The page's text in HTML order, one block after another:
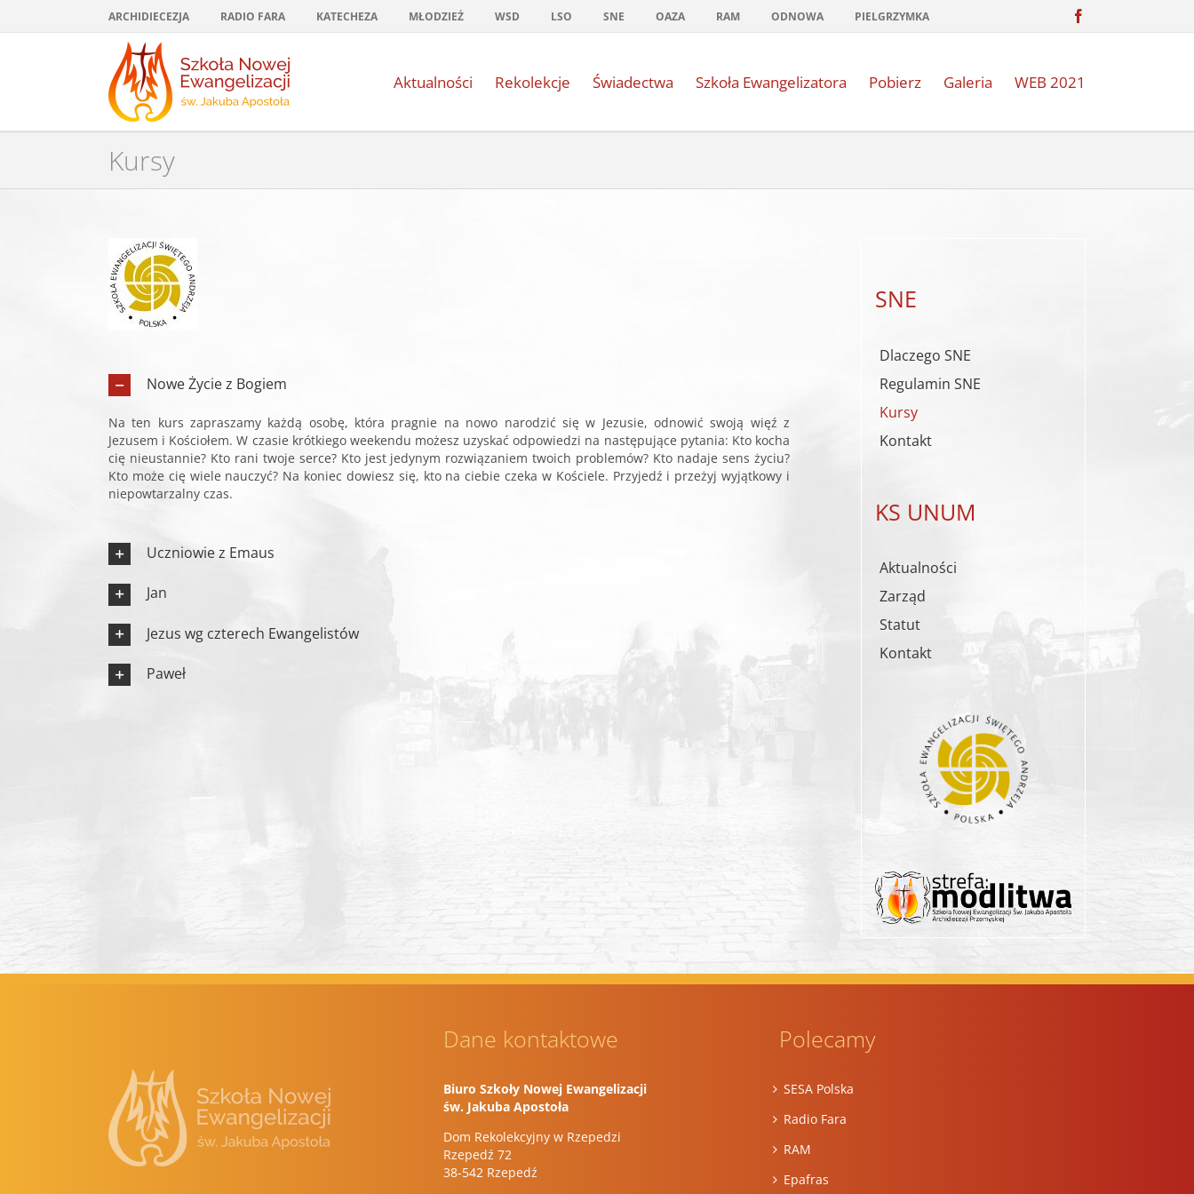
ARCHIDIECEZJA RADIO FARA KATECHEZA MŁODZIEŻ WSD LSO SNE OAZA RAM ODNOWA PIELGRZYMKA
Aktualności Rekolekcje Świadectwa Szkoła Ewangelizatora Pobierz Galeria WEB 2021
Kursy
Nowe Życie z Bogiem
Na ten kurs zapraszamy każdą osobę, która pragnie na nowo narodzić się w Jezusie, odnowić swoją więź z
Jezusem i Kościołem. W czasie krótkiego weekendu możesz uzyskać odpowiedzi na następujące pytania: Kto kocha
cię nieustannie? Kto rani twoje serce? Kto jest jedynym rozwiązaniem twoich problemów? Kto nadaje sens życiu?
Kto może cię wiele nauczyć? Na koniec dowiesz się, kto na ciebie czeka w Kościele. Przyjedź i przeżyj wyjątkowy i
niepowtarzalny czas.
Uczniowie z Emaus
Jan
Jezus wg czterech Ewangelistów
Paweł
SNE
Dlaczego SNE
Regulamin SNE
Kursy
Kontakt
KS UNUM
Aktualności
Zarząd
Statut
Kontakt
Dane kontaktowe
Biuro Szkoły Nowej Ewangelizacji
św. Jakuba Apostoła
Dom Rekolekcyjny w Rzepedzi
Rzepedź 72
38-542 Rzepedź
Polecamy
SESA Polska
Radio Fara
RAM
Epafras